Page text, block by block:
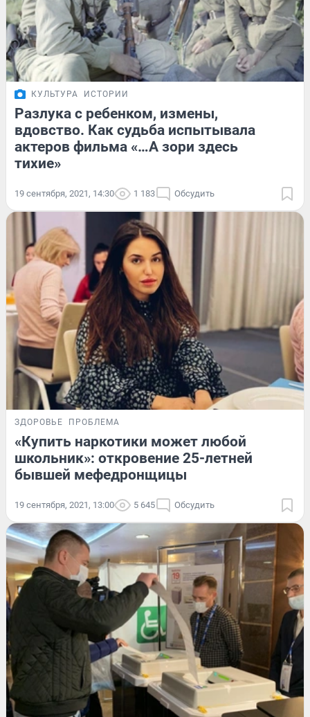
КУЛЬТУРА ИСТОРИИ
Разлука с ребенком, измены,
вдовство. Как судьба испытывала
актеров фильма «…А зори здесь
тихие»
19 сентября, 2021, 14:30 1 183 Обсудить
ЗДОРОВЬЕ ПРОБЛЕМА
«Купить наркотики может любой
школьник»: откровение 25-летней
бывшей мефедронщицы
19 сентября, 2021, 13:00 5 645 Обсудить